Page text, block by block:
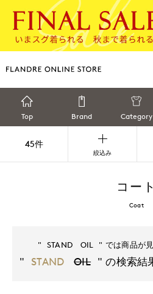
Top Brand Category
45件
絞込み
コート
Coat
STAND OIL
STAND OIL